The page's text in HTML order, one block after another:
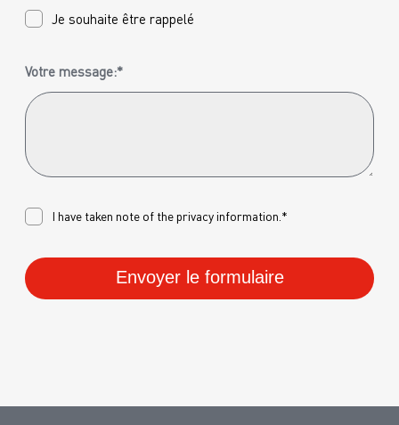
Je souhaite être rappelé
Votre message:*
I have taken note of theprivacyinformation.*
Envoyer le formulaire